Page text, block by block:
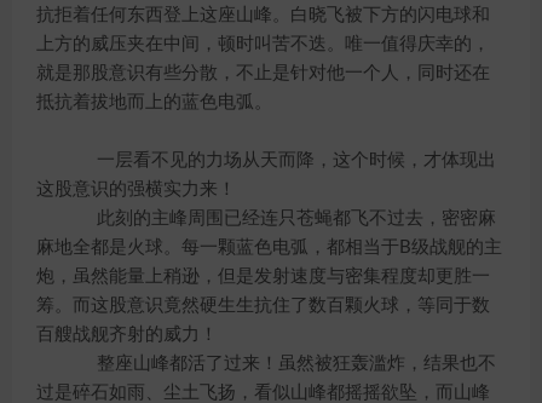
抗拒着任何东西登上这座山峰。白晓飞被下方的闪电球和
上方的威压夹在中间，顿时叫苦不迭。唯一值得庆幸的，
就是那股意识有些分散，不止是针对他一个人，同时还在
抵抗着拔地而上的蓝色电弧。
一层看不见的力场从天而降，这个时候，才体现出
这股意识的强横实力来！
此刻的主峰周围已经连只苍蝇都飞不过去，密密麻
麻地全都是火球。每一颗蓝色电弧，都相当于B级战舰的主
炮，虽然能量上稍逊，但是发射速度与密集程度却更胜一
筹。而这股意识竟然硬生生抗住了数百颗火球，等同于数
百艘战舰齐射的威力！
整座山峰都活了过来！虽然被狂轰滥炸，结果也不
过是碎石如雨、尘土飞扬，看似山峰都摇摇欲坠，而山峰